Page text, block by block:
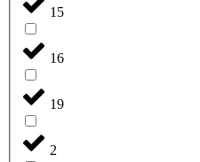
15
16
19
2